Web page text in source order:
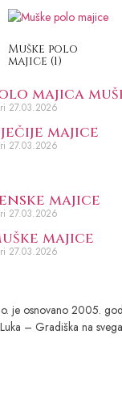
Muške polo
majice (1)
majica
27.03.2026
majice
27.03.2026
majice
27.03.2026
majice
27.03.2026
je osnovano 2005.
– Gradiška na